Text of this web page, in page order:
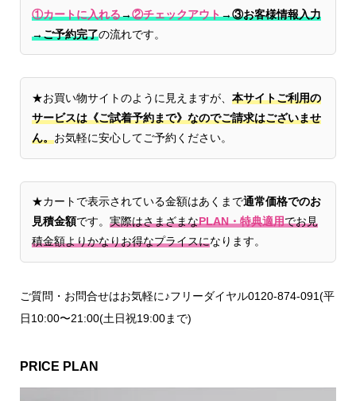
①カートに入れる→②チェックアウト→③お客様情報入力
→ご予約完了の流れです。
★お買い物サイトのように見えますが、 本サイトご利用の
サービスは《ご試着予約まで》なのでご請求はございませ
ん。お気軽に安心してご予約ください。
★カートで表示されている金額はあくまで通常価格でのお
見積金額です。 実際はさまざまなPLAN・特典適用でお見
積金額よりかなりお得なプライスになります。
ご質問・お問合せはお気軽に♪フリーダイヤル0120-874-091(平
日10:00〜21:00(土日祝19:00まで)
PRICE PLAN